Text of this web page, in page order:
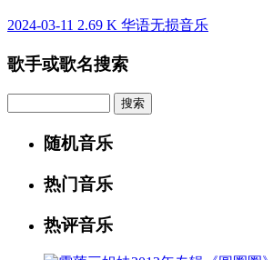
2024-03-11 2.69 K 华语无损音乐
歌手或歌名搜索
随机音乐
热门音乐
热评音乐